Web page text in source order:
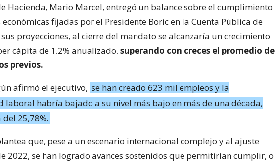
Hacienda, Mario Marcel, entregó un balance sobre el cumplimiento
económicas fijadas por el Presidente Boric en la Cuenta Pública de
sus proyecciones, al cierre del mandato se alcanzaría un crecimiento
cápita de 1,2% anualizado, superando con creces el promedio de
previos.
afirmó el ejecutivo, se han creado 623 mil empleos y la
laboral habría bajado a su nivel más bajo en más de una década,
25,78%.
que, pese a un escenario internacional complejo y al ajuste
2022, se han logrado avances sostenidos que permitirían cumplir, o